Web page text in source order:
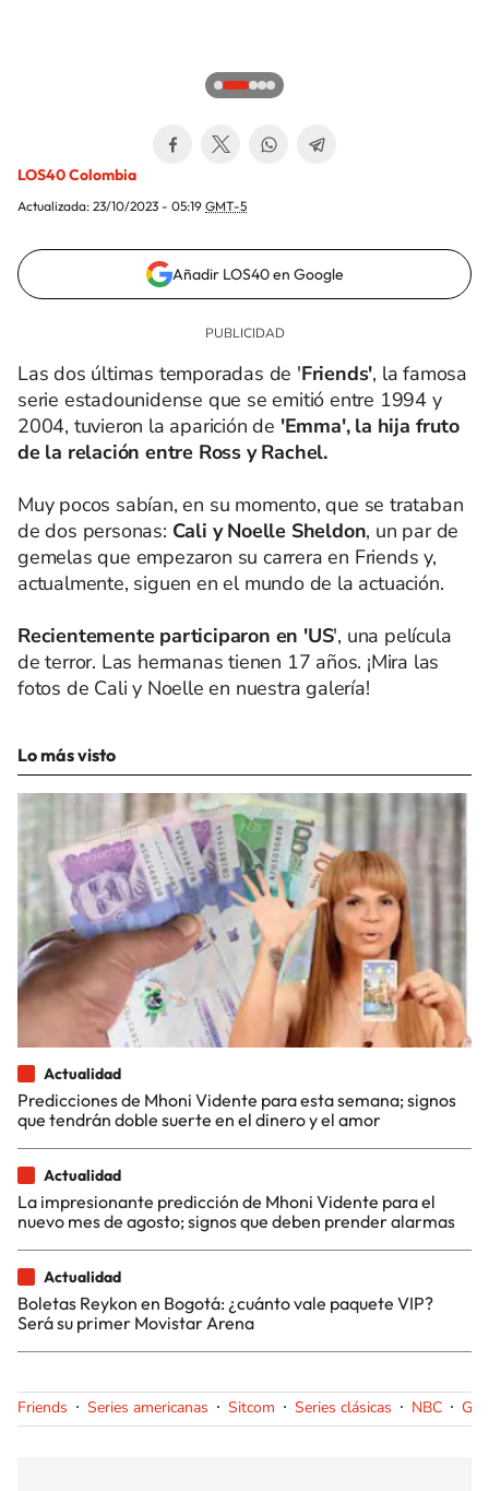
LOS40 Colombia
Actualizada: 23/10/2023 - 05:19 GMT-5
Añadir LOS40 en Google
Las dos últimas temporadas de 'Friends', la famosa
serie estadounidense que se emitió entre 1994 y
2004, tuvieron la aparición de 'Emma', la hija fruto
de la relación entre Ross y Rachel.
Muy pocos sabían, en su momento, que se trataban
de dos personas: Cali y Noelle Sheldon, un par de
gemelas que empezaron su carrera en Friends y,
actualmente, siguen en el mundo de la actuación.
Recientemente participaron en 'US', una película
de terror. Las hermanas tienen 17 años. ¡Mira las
fotos de Cali y Noelle en nuestra galería!
Lo más visto
Actualidad
Predicciones de Mhoni Vidente para esta semana; signos
que tendrán doble suerte en el dinero y el amor
Actualidad
La impresionante predicción de Mhoni Vidente para el
nuevo mes de agosto; signos que deben prender alarmas
Actualidad
Boletas Reykon en Bogotá: ¿cuánto vale paquete VIP?
Será su primer Movistar Arena
Friends Series americanas Sitcom Series clásicas NBC